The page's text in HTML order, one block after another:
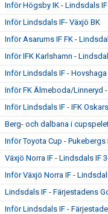
Inför Högsby IK - Lindsdals IF
Inför Lindsdals IF- Växjö BK
Inför Asarums IF FK -
Inför IFK Karlshamn -
Inför Lindsdals IF - Hovshaga
Inför FK Älmeboda/Linneryd
Inför Lindsdals IF - IFK
Berg- och dalbana i
Inför Toyota Cup - Pukebergs
Växjö Norra IF - Lindsdals IF
Inför Växjö Norra IF -
Lindsdals IF - Färjestadens
Inför Lindsdals IF -